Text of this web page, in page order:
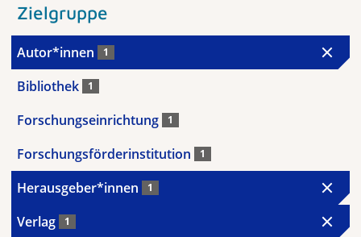
Zielgruppe
Autor*innen 1
Bibliothek 1
Forschungseinrichtung 1
Forschungsförderinstitution 1
Herausgeber*innen 1
Verlag 1